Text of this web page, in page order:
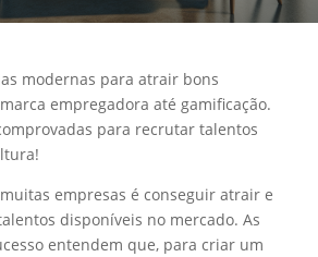
modernas para atrair bons
empregadora até gamificação.
para recrutar talentos
empresas é conseguir atrair e
disponíveis no mercado. As
entendem que, para criar um